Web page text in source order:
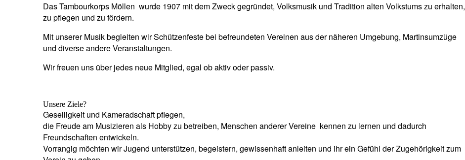
Das Tambourkorps Möllen wurde 1907 mit dem Zweck gegründet, Volksmusik und Tradition alten Volkstums zu erhalten,
zu pflegen und zu fördern.
Mit unserer Musik begleiten wir Schützenfeste bei befreundeten Vereinen aus der näheren Umgebung, Martinsumzüge
und diverse andere Veranstaltungen.
Wir freuen uns über jedes neue Mitglied, egal ob aktiv oder passiv.
Unsere Ziele?
Geselligkeit und Kameradschaft pflegen,
die Freude am Musizieren als Hobby zu betreiben, Menschen anderer Vereine kennen zu lernen und dadurch
Freundschaften entwickeln.
Vorrangig möchten wir Jugend unterstützen, begeistern, gewissenhaft anleiten und ihr ein Gefühl der Zugehörigkeit zum